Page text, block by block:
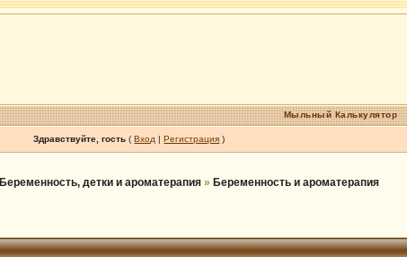
Мыльный Калькулятор
Здравствуйте, гость (Вход |Регистрация )
Беременность, детки и ароматерапия » Беременность и ароматерапия